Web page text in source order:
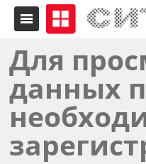
Для
данных